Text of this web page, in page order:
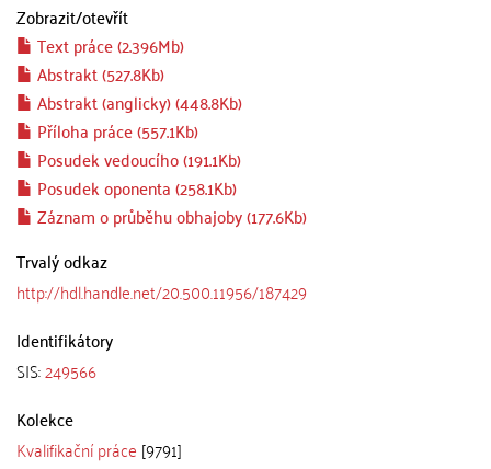
Zobrazit/otevřít
Text práce (2.396Mb)
Abstrakt (527.8Kb)
Abstrakt (anglicky) (448.8Kb)
Příloha práce (557.1Kb)
Posudek vedoucího (191.1Kb)
Posudek oponenta (258.1Kb)
Záznam o průběhu obhajoby (177.6Kb)
Trvalý odkaz
http://hdl.handle.net/20.500.11956/187429
Identifikátory
SIS:249566
Kolekce
Kvalifikační práce [9791]